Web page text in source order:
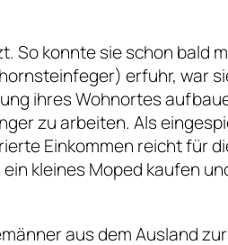
So konnte sie schon bald
erfuhr, war
ihres Wohnortes
zu arbeiten. Als
Einkommen reicht für
kleines Moped kaufen
aus dem Ausland